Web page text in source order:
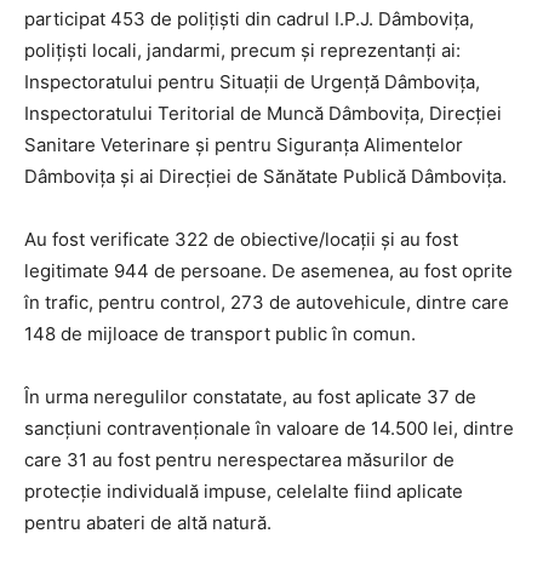
participat 453 de polițiști din cadrul I.P.J. Dâmbovița,
polițiști locali, jandarmi, precum și reprezentanți ai:
Inspectoratului pentru Situații de Urgență Dâmbovița,
Inspectoratului Teritorial de Muncă Dâmbovița, Direcției
Sanitare Veterinare și pentru Siguranța Alimentelor
Dâmbovița și ai Direcției de Sănătate Publică Dâmbovița.
Au fost verificate 322 de obiective/locații și au fost
legitimate 944 de persoane. De asemenea, au fost oprite
în trafic, pentru control, 273 de autovehicule, dintre care
148 de mijloace de transport public în comun.
În urma neregulilor constatate, au fost aplicate 37 de
sancțiuni contravenționale în valoare de 14.500 lei, dintre
care 31 au fost pentru nerespectarea măsurilor de
protecție individuală impuse, celelalte fiind aplicate
pentru abateri de altă natură.